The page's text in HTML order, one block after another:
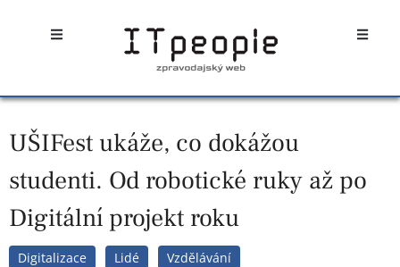
Open Open
UŠIFest ukáže, co dokážou
studenti. Od robotické ruky až po
Digitální projekt roku
Digitalizace Lidé Vzdělávání